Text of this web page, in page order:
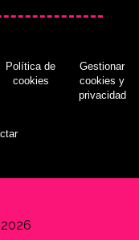
Política de
cookies
Gestionar
cookies y
privacidad